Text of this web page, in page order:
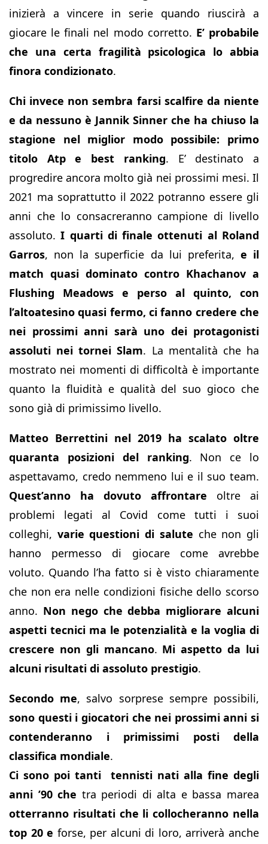
inizierà a vincere in serie quando riuscirà a
giocare le finali nel modo corretto. E’ probabile
che una certa fragilità psicologica lo abbia
finora condizionato.
Chi invece non sembra farsi scalfire da niente
e da nessuno è Jannik Sinner che ha chiuso la
stagione nel miglior modo possibile: primo
titolo Atp e best ranking. E’ destinato a
progredire ancora molto già nei prossimi mesi. Il
2021 ma soprattutto il 2022 potranno essere gli
anni che lo consacreranno campione di livello
assoluto.I quarti di finale ottenuti al Roland
Garros, non la superficie da lui preferita, e il
match quasi dominato contro Khachanov a
Flushing Meadows e perso al quinto, con
l’altoatesino quasi fermo, ci fanno credere che
nei prossimi anni sarà uno dei protagonisti
assoluti nei tornei Slam. La mentalità che ha
mostrato nei momenti di difficoltà è importante
quanto la fluidità e qualità del suo gioco che
sono già di primissimo livello.
Matteo Berrettini nel 2019 ha scalato oltre
quaranta posizioni del ranking. Non ce lo
aspettavamo, credo nemmeno lui e il suo team.
Quest’anno ha dovuto affrontare oltre ai
problemi legati al Covid come tutti i suoi
colleghi, varie questioni di salute che non gli
hanno permesso di giocare come avrebbe
voluto. Quando l’ha fatto si è visto chiaramente
che non era nelle condizioni fisiche dello scorso
anno. Non nego che debba migliorare alcuni
aspetti tecnici ma le potenzialità e la voglia di
crescere non gli mancano. Mi aspetto da lui
alcuni risultati di assoluto prestigio.
Secondo me, salvo sorprese sempre possibili,
sono questi i giocatori che nei prossimi anni si
contenderanno i primissimi posti della
classifica mondiale.
Ci sono poi tanti tennisti nati alla fine degli
anni ’90 che tra periodi di alta e bassa marea
otterranno risultati che li collocheranno nella
top 20 e forse, per alcuni di loro, arriverà anche